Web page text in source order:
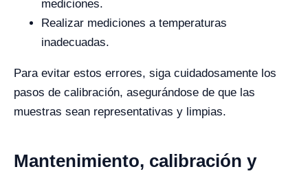
mediciones.
Realizar mediciones a temperaturas
inadecuadas.
Para evitar estos errores, siga cuidadosamente los
pasos de calibración, asegurándose de que las
muestras sean representativas y limpias.
Mantenimiento, calibración y